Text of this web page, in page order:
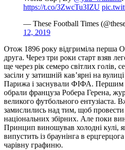
https://t.co/3ZwcTu3IZU
— These Football Times
12, 2019
Отож 1896 року відгриміла перша
друга. Через три роки старт взяв
ще через рік семеро світлих голів,
засіли у затишній кав’ярні на
Парижа і заснували ФІФА. Першим
обрали француза Робера Герена,
великого футбольного ентузіаста.
замислились над тим, щоб провести
національних збірних. Але поки
Принцип виношував холодні кулі,
випустить із браунінга в
чарівну графиню.